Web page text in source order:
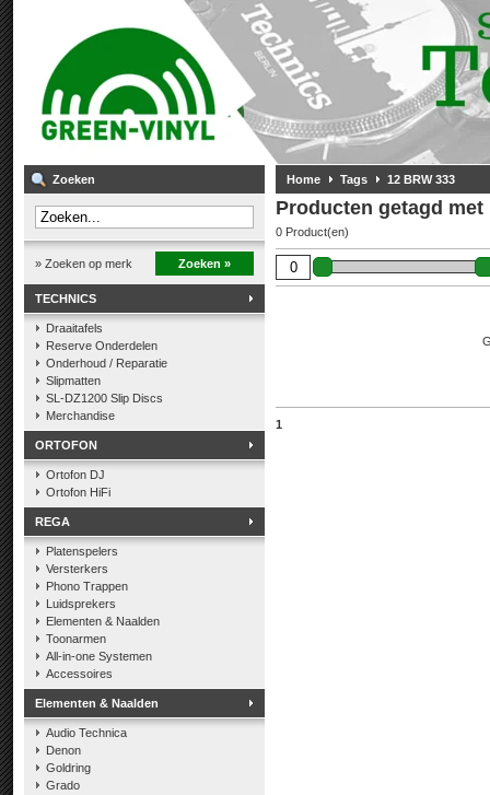
Zoeken
» Zoeken op merk Zoeken »
TECHNICS
Draaitafels
Reserve Onderdelen
Onderhoud / Reparatie
Slipmatten
SL-DZ1200 Slip Discs
Merchandise
ORTOFON
Ortofon DJ
Ortofon HiFi
REGA
Platenspelers
Versterkers
Phono Trappen
Luidsprekers
Elementen & Naalden
Toonarmen
All-in-one Systemen
Accessoires
Elementen & Naalden
Audio Technica
Denon
Goldring
Grado
Home Tags 12 BRW 333
Producten getagd met
0 Product(en)
1